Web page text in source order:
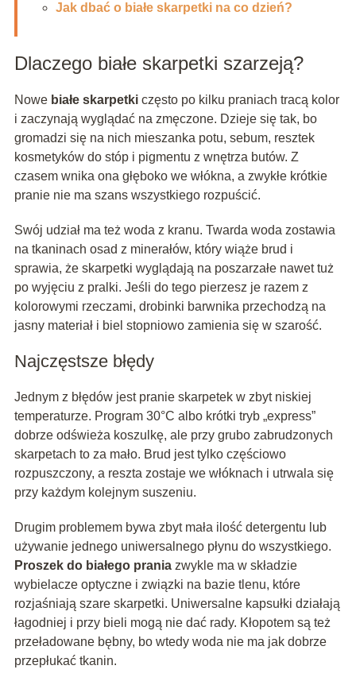
Jak dbać o białe skarpetki na co dzień?
Dlaczego białe skarpetki szarzeją?
Nowe białe skarpetkiczęsto po kilku praniach tracą kolor
i zaczynają wyglądać na zmęczone. Dzieje się tak, bo
gromadzi się na nich mieszanka potu, sebum, resztek
kosmetyków do stóp i pigmentu z wnętrza butów. Z
czasem wnika ona głęboko we włókna, a zwykłe krótkie
pranie nie ma szans wszystkiego rozpuścić.
Swój udział ma też woda z kranu. Twarda woda zostawia
na tkaninach osad z minerałów, który wiąże brud i
sprawia, że skarpetki wyglądają na poszarzałe nawet tuż
po wyjęciu z pralki. Jeśli do tego pierzesz je razem z
kolorowymi rzeczami, drobinki barwnika przechodzą na
jasny materiał i biel stopniowo zamienia się w szarość.
Najczęstsze błędy
Jednym z błędów jest pranie skarpetek w zbyt niskiej
temperaturze. Program 30°C albo krótki tryb „express”
dobrze odświeża koszulkę, ale przy grubo zabrudzonych
skarpetach to za mało. Brud jest tylko częściowo
rozpuszczony, a reszta zostaje we włóknach i utrwala się
przy każdym kolejnym suszeniu.
Drugim problemem bywa zbyt mała ilość detergentu lub
używanie jednego uniwersalnego płynu do wszystkiego.
Proszek do białego praniazwykle ma w składzie
wybielacze optyczne i związki na bazie tlenu, które
rozjaśniają szare skarpetki. Uniwersalne kapsułki działają
łagodniej i przy bieli mogą nie dać rady. Kłopotem są też
przeładowane bębny, bo wtedy woda nie ma jak dobrze
przepłukać tkanin.